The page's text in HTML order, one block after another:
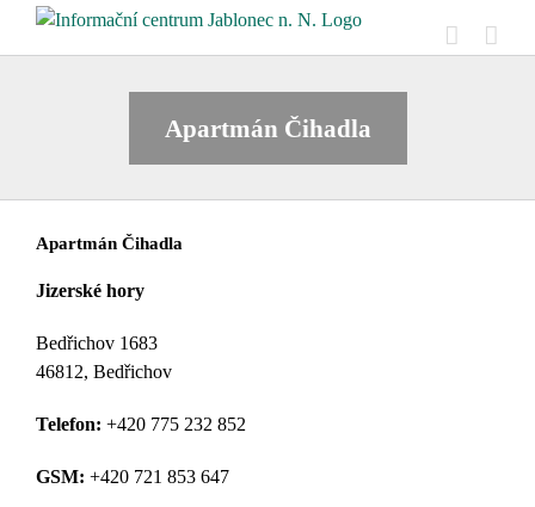
Přeskočit
Apartmán Čihadla
Apartmán Čihadla
Jizerské hory
Bedřichov 1683
46812, Bedřichov
Telefon: +420 775 232 852
GSM: +420 721 853 647